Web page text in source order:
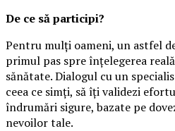
De ce să participi?
Pentru mulți oameni, un astfel
primul pas spre înțelegerea
sănătate. Dialogul cu un
ceea ce simți, să îți validezi
îndrumări sigure, bazate pe
nevoilor tale.